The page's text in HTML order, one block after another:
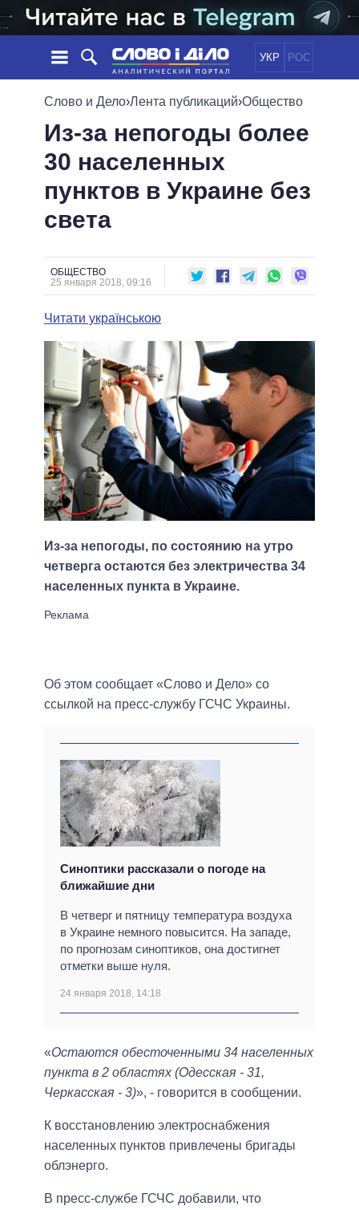
УКР РОС
НОВОСТИ
ЛЕНТА
СОБЫТИЯ
СТАТЬИ
МНЕНИЯ
ОБЗОРЫ
ДАЙДЖЕСТЫ
ПОЛИТИКА
ЭКОНОМИКА
ОБЩЕСТВО
МИР
ОБЕЩАНИЯ
ПОЛИТИКИ
ВСЕ ПОЛИТИКИ
ПРЕЗИДЕНТ И ОФИС
ВЕРХОВНАЯ РАДА
КАБИНЕТ МИНИСТРОВ
МЭРЫ
ВСЕ ПЕРСОНЫ
ИНФОГРАФИКА
ПОДДЕРЖАТЬ
СРАВНЕНИЕ ПОЛИТИКОВ
Слово и Дело›Лента публикаций›Общество
Из-за непогоды более
30 населенных
пунктов в Украине без
света
ОБЩЕСТВО
25 января 2018, 09:16
Читати українською
Из-за непогоды, по состоянию на утро
четверга остаются без электричества 34
населенных пункта в Украине.
Об этом сообщает «Слово и Дело» со
ссылкой на пресс-службу ГСЧС Украины.
Синоптики рассказали о погоде на
ближайшие дни
В четверг и пятницу температура воздуха
в Украине немного повысится. На западе,
по прогнозам синоптиков, она достигнет
отметки выше нуля.
24 января 2018, 14:18
«Остаются обесточенными 34 населенных
пункта в 2 областях (Одесская - 31,
Черкасская - 3)», - говорится в сообщении.
К восстановлению электроснабжения
населенных пунктов привлечены бригады
облэнерго.
В пресс-службе ГСЧС добавили, что